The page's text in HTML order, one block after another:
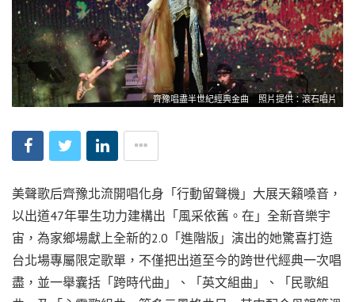
齊豫唱盡半世紀經典金曲 照片提供：滾石唱片
美聲歌后齊豫北流開唱化身「行動留聲機」大展天籟嗓音，
以出道47年畢生功力建構出「風采依舊。在」全新音樂宇
宙，為家鄉場獻上全新的2.0「進階版」演出的她驚喜打造
台北場專屬限定歌單，不僅把出道至今的跨世代經典一次唱
盡，並一舉囊括「跨時代曲」、「英文組曲」、「民歌組